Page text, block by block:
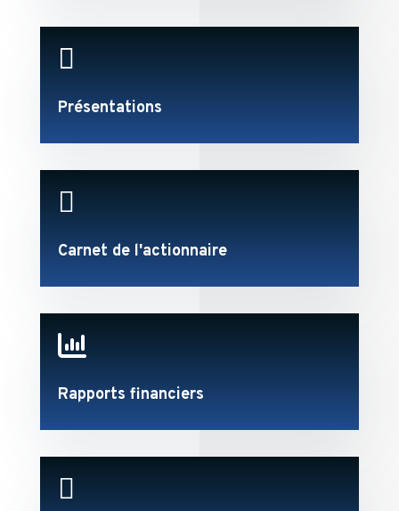

Présentations

Carnet de l'actionnaire

Rapports financiers
